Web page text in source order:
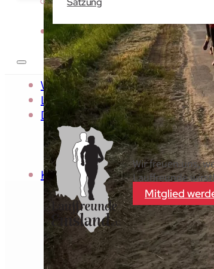
Kontakt
Veranstaltungen
Laufberichte
Der Verein
Über Uns
Vorstand & Beirat
Satzung
Kontakt
Wir freuen uns,
Lauffreunde
Mitglied